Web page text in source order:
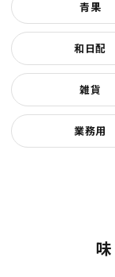
青果
和日配
雑貨
業務用